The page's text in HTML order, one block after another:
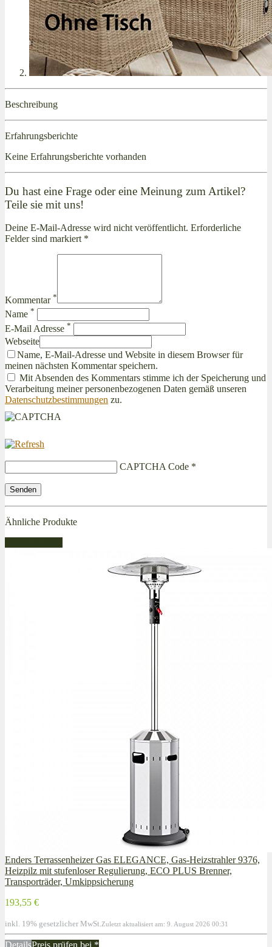
Beschreibung
Erfahrungsberichte
Keine Erfahrungsberichte vorhanden
Du hast eine Frage oder eine Meinung zum Artikel?
Teile sie mit uns!
Deine E-Mail-Adresse wird nicht veröffentlicht. Erforderliche
Felder sind markiert *
Kommentar *
Name *
E-Mail Adresse *
Webseite
Name, E-Mail-Adresse und Website in diesem Browser für
meinen nächsten Kommentar speichern.
Mit Absenden des Kommentars stimme ich der Speicherung und
Verarbeitung meiner personenbezogenen Daten gemäß unseren
Datenschutzbestimmungen zu.
CAPTCHA Code *
Ähnliche Produkte
Enders Terrassenheizer Gas ELEGANCE, Gas-Heizstrahler 9376,
Heizpilz mit stufenloser Regulierung, ECO PLUS Brenner,
Transporträder, Umkippsicherung
193,55 €
inkl. 19% gesetzlicher MwSt. Zuletzt aktualisiert am: 9. August 2026 00:31
DetailsPreis prüfen bei *